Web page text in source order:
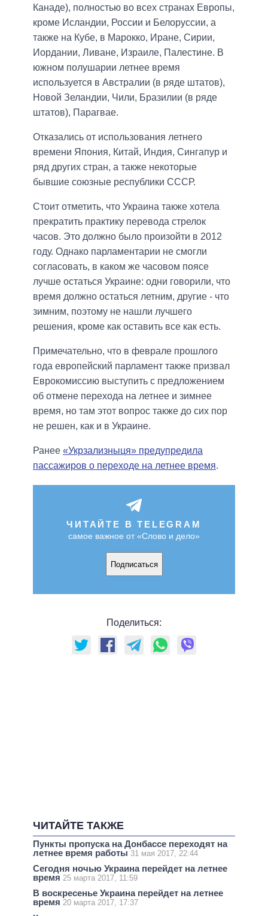
Канаде), полностью во всех странах Европы,
кроме Исландии, России и Белоруссии, а
также на Кубе, в Марокко, Иране, Сирии,
Иордании, Ливане, Израиле, Палестине. В
южном полушарии летнее время
используется в Австралии (в ряде штатов),
Новой Зеландии, Чили, Бразилии (в ряде
штатов), Парагвае.
Отказались от использования летнего
времени Япония, Китай, Индия, Сингапур и
ряд других стран, а также некоторые
бывшие союзные республики СССР.
Стоит отметить, что Украина также хотела
прекратить практику перевода стрелок
часов. Это должно было произойти в 2012
году. Однако парламентарии не смогли
согласовать, в каком же часовом поясе
лучше остаться Украине: одни говорили, что
время должно остаться летним, другие - что
зимним, поэтому не нашли лучшего
решения, кроме как оставить все как есть.
Примечательно, что в феврале прошлого
года европейский парламент также призвал
Еврокомиссию выступить с предложением
об отмене перехода на летнее и зимнее
время, но там этот вопрос также до сих пор
не решен, как и в Украине.
Ранее «Укрзализныця» предупредила
пассажиров о переходе на летнее время.
ЧИТАЙТЕ В TELEGRAM
самое важное от «Слово и дело»
Подписаться
Поделиться:
ЧИТАЙТЕ ТАКЖЕ
Пункты пропуска на Донбассе переходят на
летнее время работы 31 мая 2017, 22:44
Сегодня ночью Украина перейдет на летнее
время 25 марта 2017, 11:59
В воскресенье Украина перейдет на летнее
время 20 марта 2017, 17:37